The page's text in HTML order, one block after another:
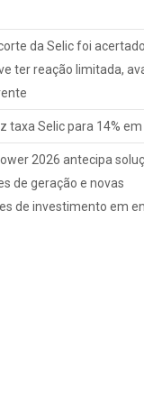
da Selic foi
ter reação limitada,
taxa Selic para 14%
2026 antecipa
de geração e novas
de investimento em